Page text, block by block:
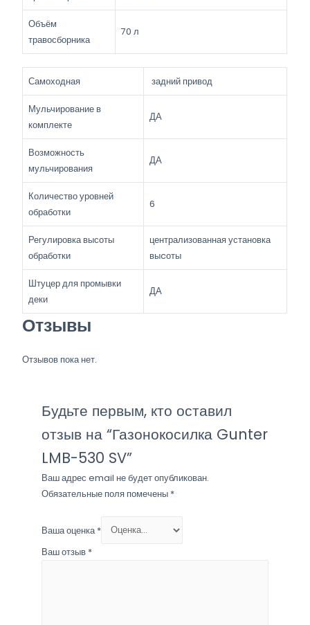
Объём
травосборника
70 л
Самоходная задний привод
Мульчирование в
комплекте
ДА
Возможность
мульчирования
ДА
Количество уровней
обработки
6
Регулировка высоты
обработки
централизованная установка
выcоты
Штуцер для промывки
деки
ДА
Отзывы
Отзывов пока нет.
Будьте первым, кто оставил
отзыв на “Газонокосилка Gunter
LMB-530 SV”
Ваш адрес email не будет опубликован.
Обязательные поля помечены *
Ваша оценка *
Ваш отзыв *